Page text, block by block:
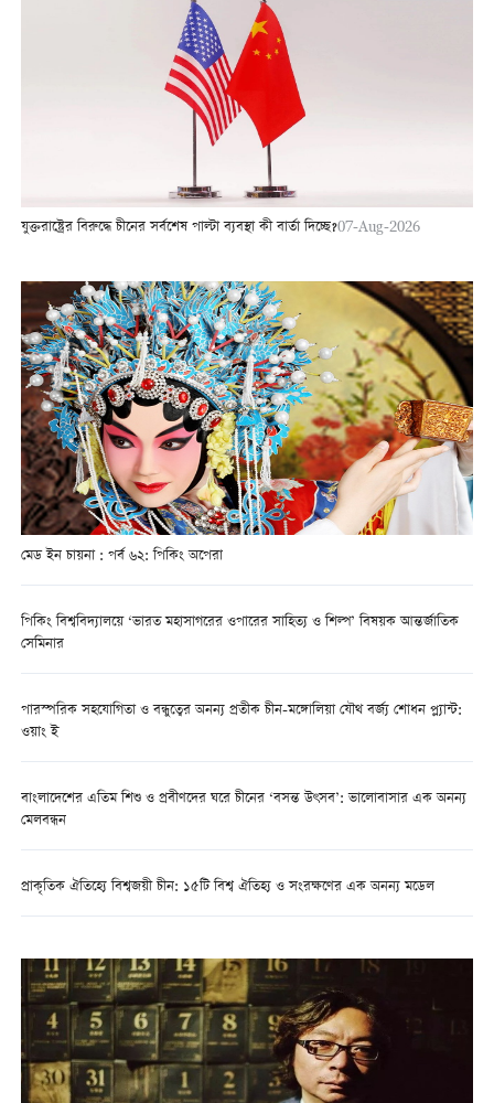
যুক্তরাষ্ট্রের বিরুদ্ধে চীনের সর্বশেষ পাল্টা ব্যবস্থা কী বার্তা দিচ্ছে?07-Aug-2026
মেড ইন চায়না : পর্ব ৬২: পিকিং অপেরা
পিকিং বিশ্ববিদ্যালয়ে ‘ভারত মহাসাগরের ওপারের সাহিত্য ও শিল্প’ বিষয়ক আন্তর্জাতিক
সেমিনার
পারস্পরিক সহযোগিতা ও বন্ধুত্বের অনন্য প্রতীক চীন-মঙ্গোলিয়া যৌথ বর্জ্য শোধন প্ল্যান্ট:
ওয়াং ই
বাংলাদেশের এতিম শিশু ও প্রবীণদের ঘরে চীনের ‘বসন্ত উৎসব’: ভালোবাসার এক অনন্য
মেলবন্ধন
প্রাকৃতিক ঐতিহ্যে বিশ্বজয়ী চীন: ১৫টি বিশ্ব ঐতিহ্য ও সংরক্ষণের এক অনন্য মডেল